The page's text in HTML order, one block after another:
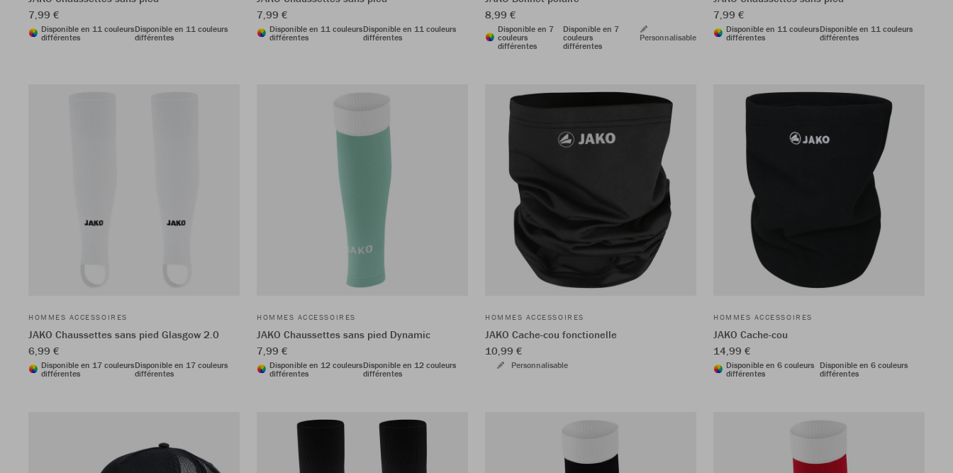
7,99 €
Disponible en 11 couleurs
différentes
Disponible en 11 couleurs
différentes
7,99 €
Disponible en 11 couleurs
différentes
Disponible en 11 couleurs
différentes
8,99 €
Disponible en 7
couleurs
différentes
Disponible en 7
couleurs
différentes
Personnalisable
7,99 €
Disponible en 11 couleurs
différentes
Disponible en 11 couleurs
différentes
HOMMES ACCESSOIRES
JAKO Chaussettes sans pied Glasgow 2.0
6,99 €
Disponible en 17 couleurs
différentes
Disponible en 17 couleurs
différentes
HOMMES ACCESSOIRES
JAKO Chaussettes sans pied Dynamic
7,99 €
Disponible en 12 couleurs
différentes
Disponible en 12 couleurs
différentes
HOMMES ACCESSOIRES
JAKO Cache-cou fonctionelle
10,99 €
Personnalisable
HOMMES ACCESSOIRES
JAKO Cache-cou
14,99 €
Disponible en 6 couleurs
différentes
Disponible en 6 couleurs
différentes